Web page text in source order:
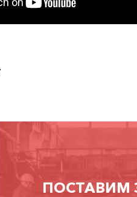
ПОСТАВИМ